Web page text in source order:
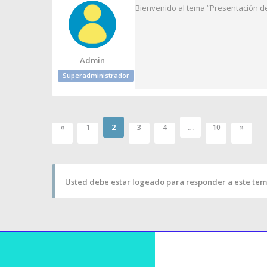
Admin
Superadministrador
Bienvenido al tema “Presentación
« 1 2 3 4 … 10 »
Usted debe estar logeado para responder a este